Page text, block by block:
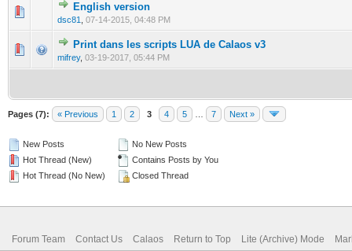
English version
dsc81 07-14-2015, 04:48 PM
0 Vote(s) - 0 out of 5 in Average
Print dans les scripts LUA de Calaos v3
mifrey, 03-19-2017, 05:44 PM
0 Vote(s) - 0 out of 5 in Average
12345
Pages (7): « Previous 1 2 3 4 5 7 Next »
New Posts
Hot Thread (New)
Hot Thread (No New)
No New Posts
Contains Posts by You
Closed Thread
Forum Team Contact Us Calaos Return to Top Lite (Archive) Mode